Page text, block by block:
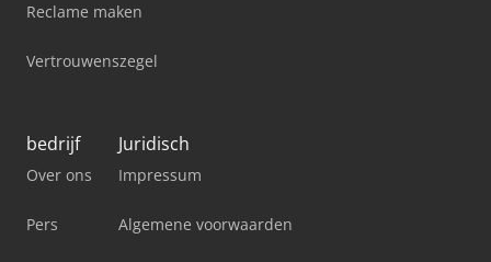
Reclame maken
Vertrouwenszegel
bedrijf
Over ons
Pers
Juridisch
Impressum
Algemene voorwaarden